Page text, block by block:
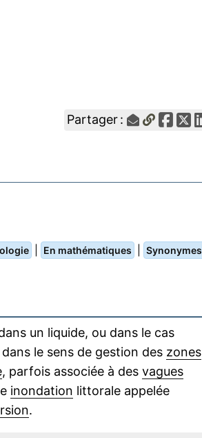
Partager :
En mathématiques Synonymes
un liquide, ou dans le cas
le sens de gestion des zones
, parfois associée à des vagues
inondation littorale appelée
.